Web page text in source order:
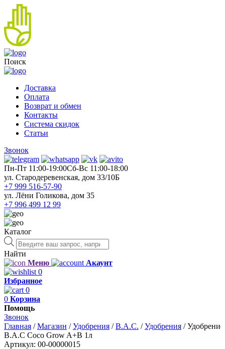
Поиск
Доставка
Оплата
Возврат и обмен
Контакты
Система скидок
Статьи
Звонок
Пн-Пт 11:00-19:00Cб-Вс 11:00-18:00
ул. Стародеревенская, дом 33/10Б
+7 999 516-57-90
ул. Лёни Голикова, дом 35
+7 996 499 12 99
Каталог
Поиск
товаров
Найти
Меню
Акаунт
0
Избранное
0
0 Корзина
Помощь
Звонок
Главная /Магазин /Удобрения /B.A.C. /Удобрения /Удобрение
B.A.C Coco Grow A+B 1л
Артикул: 00-00000015